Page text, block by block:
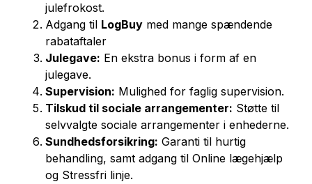
julefrokost.
Adgang til LogBuy med mange spændende
rabataftaler
Julegave: En ekstra bonus i form af en
julegave.
Supervision: Mulighed for faglig supervision.
Tilskud til sociale arrangementer: Støtte til
selvvalgte sociale arrangementer i enhederne.
Sundhedsforsikring: Garanti til hurtig
behandling, samt adgang til Online lægehjælp
og Stressfri linje.